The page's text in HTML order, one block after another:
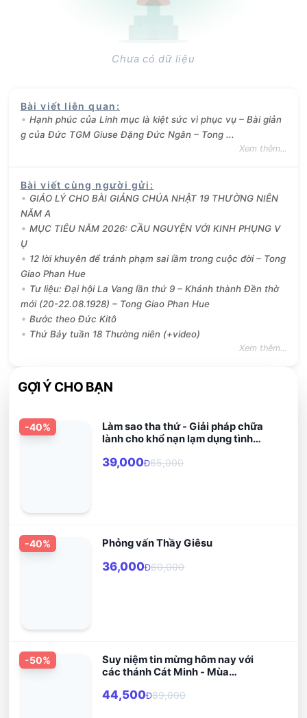
Chưa có dữ liệu
Bài viết liên quan :
Hạnh phúc của Linh mục là kiệt sức vì phục vụ – Bài giản
g của Đức TGM Giuse Đặng Đức Ngân – Tong ...
Xem thêm...
Bài viết cùng người gửi :
GIÁO LÝ CHO BÀI GIẢNG CHÚA NHẬT 19 THƯỜNG NIÊN
NĂM A
MỤC TIÊU NĂM 2026: CẦU NGUYỆN VỚI KINH PHỤNG V
Ụ
12 lời khuyên để tránh phạm sai lầm trong cuộc đời – Tong
Giao Phan Hue
Tư liệu: Đại hội La Vang lần thứ 9 – Khánh thành Đền thờ
mới (20-22.08.1928) – Tong Giao Phan Hue
Bước theo Đức Kitô
Thứ Bảy tuần 18 Thường niên (+video)
Xem thêm...
GỢI Ý CHO BẠN
-40%
Làm sao tha thứ - Giải pháp chữa
lành cho khổ nạn lạm dụng tình
39,000Đ65,000
-40% Phỏng vấn Thầy Giêsu
36,000Đ60,000
-50%
Suy niệm tin mừng hôm nay với
các thánh Cát Minh - Mùa
44,500Đ89,000